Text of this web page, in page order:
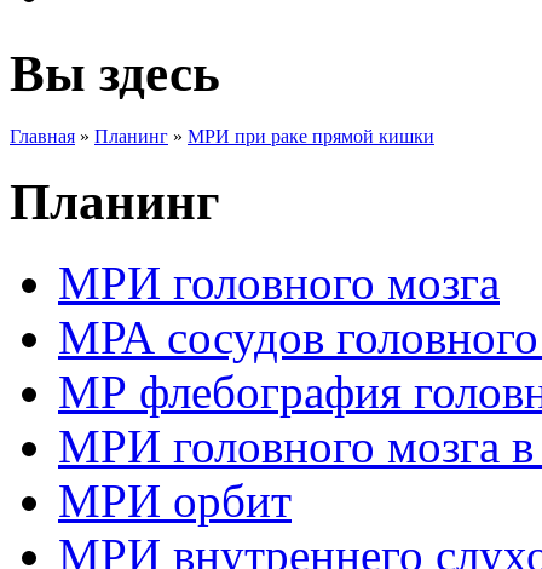
Вы здесь
Главная » Планинг » МРИ при раке прямой кишки
Планинг
МРИ головного мозга
МРА сосудов
МР флебография
МРИ головного мозга в
МРИ орбит
МРИ внутреннего